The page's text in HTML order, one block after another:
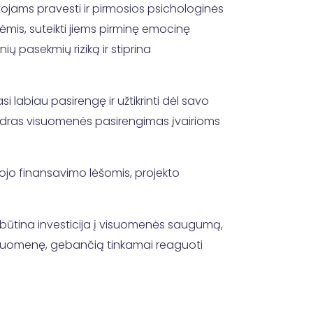
pravesti ir pirmosios psichologinės
suteikti jiems pirminę emocinę
pasekmių riziką ir stiprina
labiau pasirengę ir užtikrinti dėl savo
visuomenės pasirengimas įvairioms
finansavimo lėšomis, projekto
investicija į visuomenės saugumą,
gebančią tinkamai reaguoti